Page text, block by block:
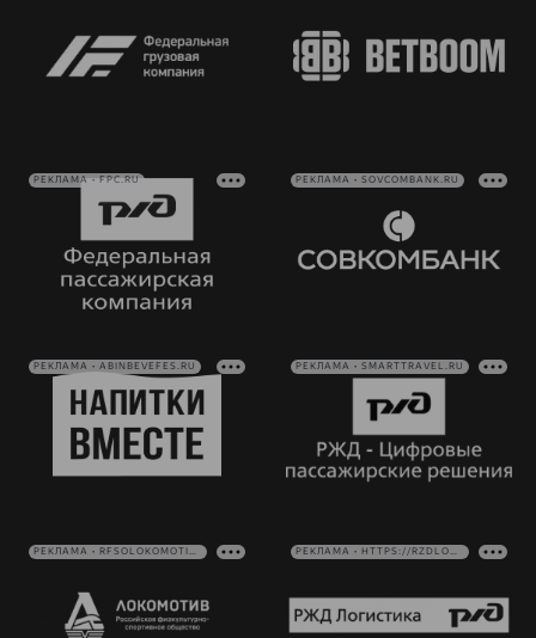
РЕКЛАМА • FPC.RU РЕКЛАМА • SOVCOMBANK.RU
РЕКЛАМА • ABINBEVEFES.RU РЕКЛАМА • SMARTTRAVEL.RU
РЕКЛАМА • RFSOLOKOMOTIV.RU РЕКЛАМА • HTTPS://RZDLOG.RU/